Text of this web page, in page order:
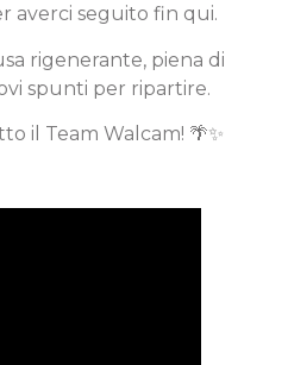
averci seguito fin qui.
rigenerante, piena di
spunti per ripartire.
il Team Walcam! 🌴✨